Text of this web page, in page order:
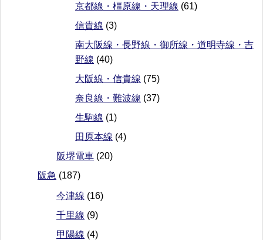
京都線・橿原線・天理線 (61)
信貴線 (3)
南大阪線・長野線・御所線・道明寺線・吉
野線 (40)
大阪線・信貴線 (75)
奈良線・難波線 (37)
生駒線 (1)
田原本線 (4)
阪堺電車 (20)
阪急 (187)
今津線 (16)
千里線 (9)
甲陽線 (4)